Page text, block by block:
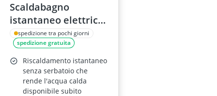
Scaldabagno
istantaneo elettrico
da 18 kW, senza
serbatoio,
modulante, per
campeggio e cabine
nautiche
spedizione tra pochi giorni
spedizione gratuita
Riscaldamento istantaneo
senza serbatoio che
rende l'acqua calda
disponibile subito